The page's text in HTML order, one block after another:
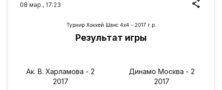
08 мар., 17:23
Турнир Хоккей Шанс 4х4 - 2017 г.р.
Результат игры
Ак. В. Харламова - 2
2017
Динамо Москва - 2
2017